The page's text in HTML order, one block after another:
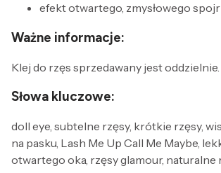
efekt otwartego, zmysłowego
Ważne informacje:
Klej do rzęs sprzedawany jest oddzielnie.
Słowa kluczowe:
doll eye, subtelne rzęsy, krótkie rzęsy,
na pasku, Lash Me Up Call Me Maybe,
otwartego oka, rzęsy glamour, naturalne